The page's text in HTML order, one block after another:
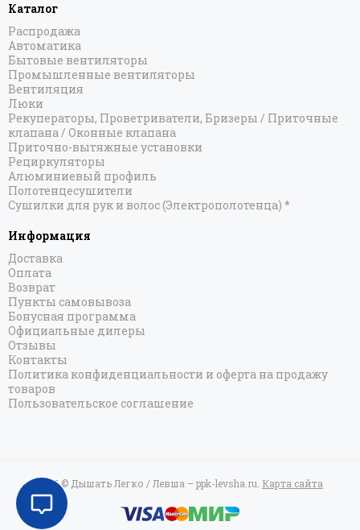
Каталог
Распродажа
Автоматика
Бытовые вентиляторы
Промышленные вентиляторы
Вентиляция
Люки
Рекуператоры, Проветриватели, Бризеры / Приточные
клапана / Оконные клапана
Приточно-вытяжные установки
Рециркуляторы
Алюминиевый профиль
Полотенцесушители
Сушилки для рук и волос (Электрополотенца) *
Информация
Доставка
Оплата
Возврат
Пункты самовывоза
Бонусная программа
Официальные дилеры
Отзывы
Контакты
Политика конфиденциальности и оферта на продажу
товаров
Пользовательское соглашение
2026 © Дышать Легко / Левша – ppk-levsha.ru. Карта сайта